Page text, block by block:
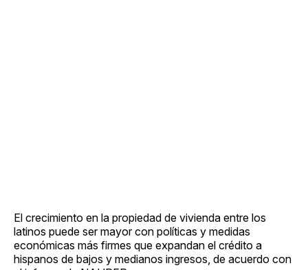
El crecimiento en la propiedad de vivienda entre los
latinos puede ser mayor con políticas y medidas
económicas más firmes que expandan el crédito a
hispanos de bajos y medianos ingresos, de acuerdo con